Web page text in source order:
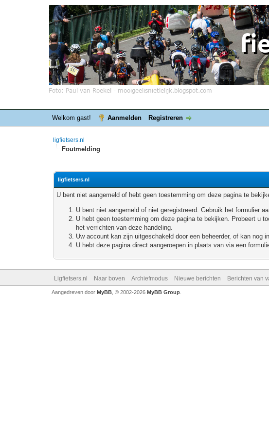
Welkom gast! Aanmelden Registreren
ligfietsers.nl
Foutmelding
ligfietsers.nl
U bent niet aangemeld of hebt geen toestemming om deze pagina te
U bent niet aangemeld of niet geregistreerd. Gebruik het formulier
U hebt geen toestemming om deze pagina te bekijken. Probeert u
het verrichten van deze handeling.
Uw account kan zijn uitgeschakeld door een beheerder, of kan nog
U hebt deze pagina direct aangeroepen in plaats van via een
Ligfietsers.nl Naar boven Archiefmodus Nieuwe berichten Berichten van
Aangedreven door MyBB, © 2002-2026 MyBB Group.